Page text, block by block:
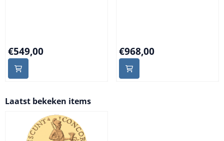
Prijs: 549,00
€549,00 Prijs: 968,00
€968,00
Laatst bekeken items